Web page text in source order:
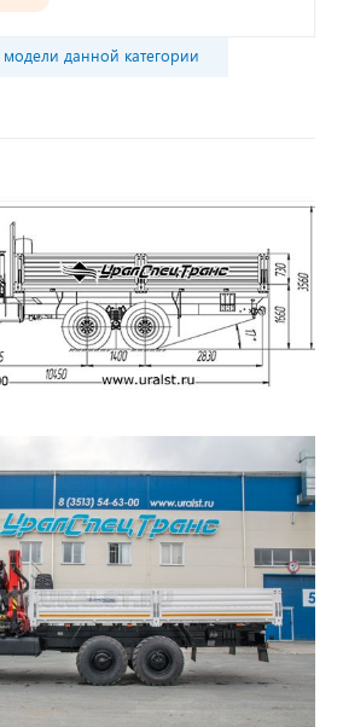
данной категории